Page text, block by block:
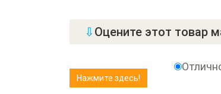
⇩ Оцените этот товар